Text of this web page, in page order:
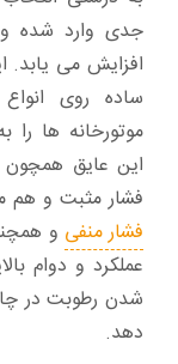
جدی وارد شده
افزایش می‌ یابد.
ساده روی
موتورخانه‌ ها
این عایق همچون
فشار مثبت و هم
فشار منفی و
عملکرد و دوام
شدن رطوبت در
دهد.